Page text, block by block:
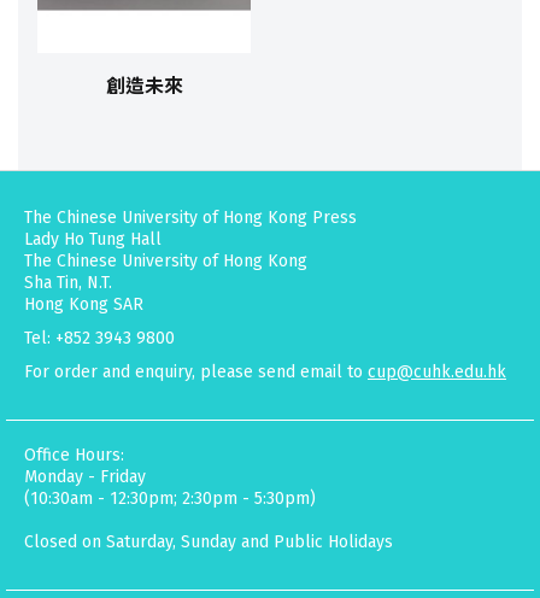
創造未來
The Chinese University of Hong Kong Press
Lady Ho Tung Hall
The Chinese University of Hong Kong
Sha Tin, N.T.
Hong Kong SAR
Tel: +852 3943 9800
For order and enquiry, please send email to cup@cuhk.edu.hk
Office Hours:
Monday - Friday
(10:30am - 12:30pm; 2:30pm - 5:30pm)
Closed on Saturday, Sunday and Public Holidays